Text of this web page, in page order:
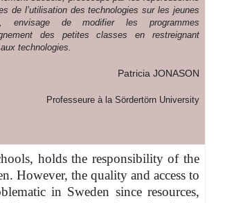
de l’utilisation des technologies sur les jeunes
envisage de modifier les programmes
des petites classes en restreignant
technologies.
Patricia JONASON
Professeure à la Sördertörn University
holds the responsibility of the
However, the quality and access to
in Sweden since resources,